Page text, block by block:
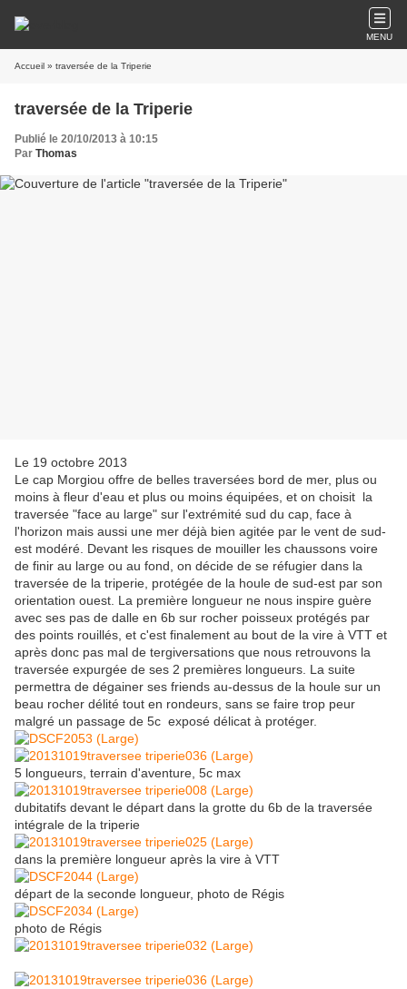
MENU
Accueil » traversée de la Triperie
traversée de la Triperie
Publié le 20/10/2013 à 10:15
Par Thomas
Le 19 octobre 2013
Le cap Morgiou offre de belles traversées bord de mer, plus ou
moins à fleur d'eau et plus ou moins équipées, et on choisit la
traversée "face au large" sur l'extrémité sud du cap, face à
l'horizon mais aussi une mer déjà bien agitée par le vent de sud-
est modéré. Devant les risques de mouiller les chaussons voire
de finir au large ou au fond, on décide de se réfugier dans la
traversée de la triperie, protégée de la houle de sud-est par son
orientation ouest. La première longueur ne nous inspire guère
avec ses pas de dalle en 6b sur rocher poisseux protégés par
des points rouillés, et c'est finalement au bout de la vire à VTT et
après donc pas mal de tergiversations que nous retrouvons la
traversée expurgée de ses 2 premières longueurs. La suite
permettra de dégainer ses friends au-dessus de la houle sur un
beau rocher délité tout en rondeurs, sans se faire trop peur
malgré un passage de 5c exposé délicat à protéger.
5 longueurs, terrain d'aventure, 5c max
dubitatifs devant le départ dans la grotte du 6b de la traversée
intégrale de la triperie
dans la première longueur après la vire à VTT
départ de la seconde longueur, photo de Régis
photo de Régis